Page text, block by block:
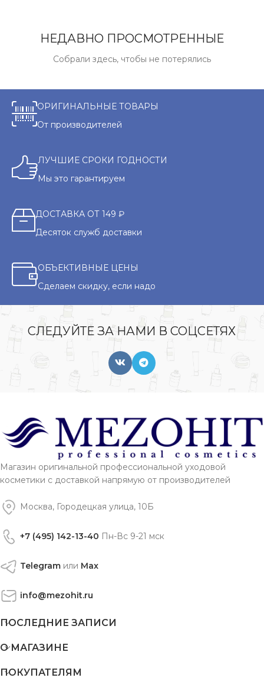
НЕДАВНО ПРОСМОТРЕННЫЕ
Собрали здесь, чтобы не потерялись
ОРИГИНАЛЬНЫЕ ТОВАРЫ
От производителей
ЛУЧШИЕ СРОКИ ГОДНОСТИ
Мы это гарантируем
ДОСТАВКА ОТ 149 ₽
Десяток служб доставки
ОБЪЕКТИВНЫЕ ЦЕНЫ
Сделаем скидку, если надо
СЛЕДУЙТЕ ЗА НАМИ В СОЦСЕТЯХ
Магазин оригинальной профессиональной уходовой
косметики с доставкой напрямую от производителей
Москва, Городецкая улица, 10Б
+7 (495) 142-13-40 Пн-Вс 9-21 мск
Telegram или Max
info@mezohit.ru
ПОСЛЕДНИЕ ЗАПИСИ
О МАГАЗИНЕ
ПОКУПАТЕЛЯМ